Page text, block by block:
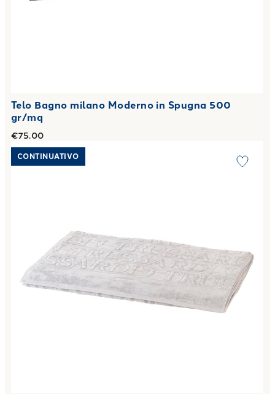
Telo Bagno milano Moderno in Spugna 500
gr/mq
€75.00
Link to "Telo Bagno overlogo Moderno in Spugna 450 gr/
CONTINUATIVO